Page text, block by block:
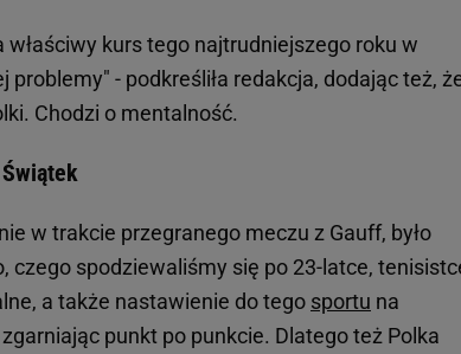
kurs tego najtrudniejszego roku w
problemy" - podkreśliła redakcja, dodając też,
Chodzi o mentalność.
w trakcie przegranego meczu z Gauff, było
czego spodziewaliśmy się po 23-latce,
a także nastawienie do tego sportu na
punkt po punkcie. Dlatego też Polka